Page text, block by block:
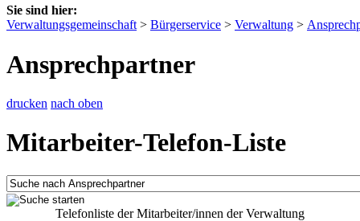
Sie sind hier:
Verwaltungsgemeinschaft > Bürgerservice > Verwaltung >
Ansprechpartner
drucken nach oben
Mitarbeiter-Telefon-Liste
Telefonliste der Mitarbeiter/innen der Verwaltung